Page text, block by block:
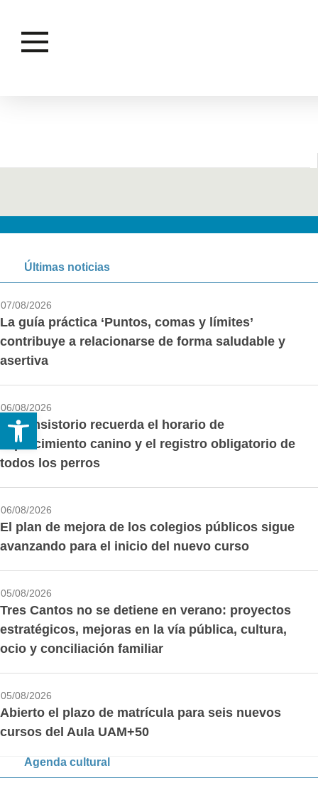
Abrir barra de herramientas
Últimas noticias
07/08/2026
La guía práctica ‘Puntos, comas y límites’
contribuye a relacionarse de forma saludable y
asertiva
06/08/2026
El Consistorio recuerda el horario de
esparcimiento canino y el registro obligatorio de
todos los perros
06/08/2026
El plan de mejora de los colegios públicos sigue
avanzando para el inicio del nuevo curso
05/08/2026
Tres Cantos no se detiene en verano: proyectos
estratégicos, mejoras en la vía pública, cultura,
ocio y conciliación familiar
05/08/2026
Abierto el plazo de matrícula para seis nuevos
cursos del Aula UAM+50
Agenda cultural